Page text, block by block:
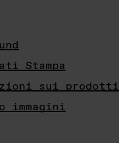
Stampa
sui prodotti
immagini